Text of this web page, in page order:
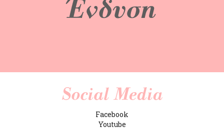
Facebook
Youtube